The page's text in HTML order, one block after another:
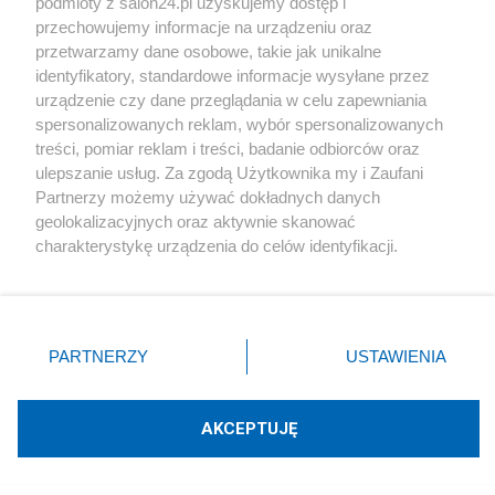
Polityka
Gospodarka
Rozmaitości
Technologie
przechowujemy informacje na urządzeniu oraz
przetwarzamy dane osobowe, takie jak unikalne
identyfikatory, standardowe informacje wysyłane przez
urządzenie czy dane przeglądania w celu zapewniania
spersonalizowanych reklam, wybór spersonalizowanych
treści, pomiar reklam i treści, badanie odbiorców oraz
ulepszanie usług. Za zgodą Użytkownika my i Zaufani
Partnerzy możemy używać dokładnych danych
geolokalizacyjnych oraz aktywnie skanować
charakterystykę urządzenia do celów identyfikacji.
zmienić/wycofać klikając przycisk ustawień prywatności
znajdujący się w lewym dolnym rogu strony
rodzaje przetwarzania danych nie wymagają zgody
użytkownika, ale masz prawo sprzeciwić się takiemu
PARTNERZY USTAWIENIA
AKCEPTUJĘ